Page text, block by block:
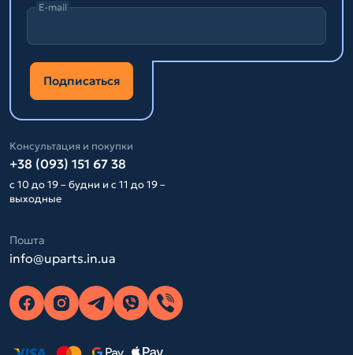
E-mail
Подписаться
Консультация и покупки
+38 (093) 151 67 38
с 10 до 19 – будни и с 11 до 19 –
выходные
Пошта
info@uparts.in.ua